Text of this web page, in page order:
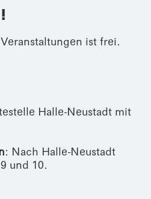
ist frei.
Halle-Neustadt mit
: Nach Halle-Neustadt
und 10.